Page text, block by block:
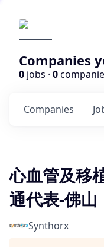
Companies
0 jobs · 0
Companies
心血管及移
通代表-佛山
Synthorx